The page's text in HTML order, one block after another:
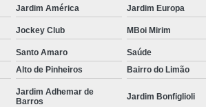
Jardim América Jardim Europa
Jockey Club MBoi Mirim
Santo Amaro Saúde
Alto de Pinheiros Bairro do Limão
Jardim Adhemar de
Barros
Jardim Bonfiglioli